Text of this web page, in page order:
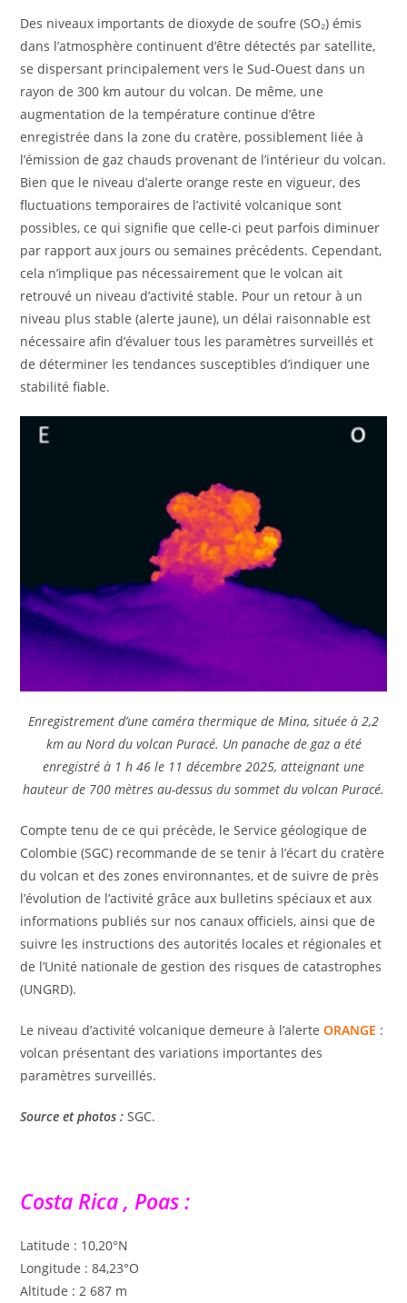
Des niveaux importants de dioxyde de soufre (SO₂) émis
dans l’atmosphère continuent d’être détectés par satellite,
se dispersant principalement vers le Sud-Ouest dans un
rayon de 300 km autour du volcan. De même, une
augmentation de la température continue d’être
enregistrée dans la zone du cratère, possiblement liée à
l’émission de gaz chauds provenant de l’intérieur du volcan.
Bien que le niveau d’alerte orange reste en vigueur, des
fluctuations temporaires de l’activité volcanique sont
possibles, ce qui signifie que celle-ci peut parfois diminuer
par rapport aux jours ou semaines précédents. Cependant,
cela n’implique pas nécessairement que le volcan ait
retrouvé un niveau d’activité stable. Pour un retour à un
niveau plus stable (alerte jaune), un délai raisonnable est
nécessaire afin d’évaluer tous les paramètres surveillés et
de déterminer les tendances susceptibles d’indiquer une
stabilité fiable.
Enregistrement d’une caméra thermique de Mina, située à 2,2
km au Nord du volcan Puracé. Un panache de gaz a été
enregistré à 1 h 46 le 11 décembre 2025, atteignant une
hauteur de 700 mètres au-dessus du sommet du volcan Puracé.
Compte tenu de ce qui précède, le Service géologique de
Colombie (SGC) recommande de se tenir à l’écart du cratère
du volcan et des zones environnantes, et de suivre de près
l’évolution de l’activité grâce aux bulletins spéciaux et aux
informations publiés sur nos canaux officiels, ainsi que de
suivre les instructions des autorités locales et régionales et
de l’Unité nationale de gestion des risques de catastrophes
(UNGRD).
Le niveau d’activité volcanique demeure à l’alerteORANGE :
volcan présentant des variations importantes des
paramètres surveillés.
Source et photos : SGC.
Costa Rica , Poas :
Latitude : 10,20°N
Longitude : 84,23°O
Altitude : 2 687 m